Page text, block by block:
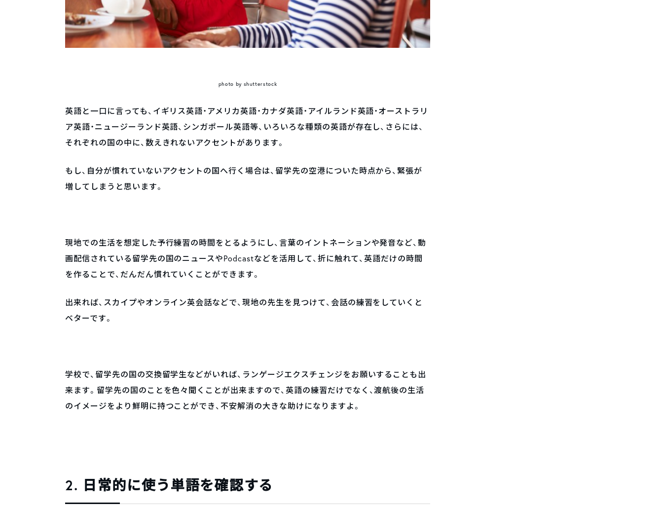
photo by shutterstock
英語と一口に言っても、イギリス英語・アメリカ英語・カナダ英語・アイルランド英語・オーストラリ
ア英語・ニュージーランド英語、シンガポール英語等、いろいろな種類の英語が存在し、さらには、
それぞれの国の中に、数えきれないアクセントがあります。
もし、自分が慣れていないアクセントの国へ行く場合は、留学先の空港についた時点から、緊張が
増してしまうと思います。
現地での生活を想定した予行練習の時間をとるようにし、言葉のイントネーションや発音など、動
画配信されている留学先の国のニュースやPodcastなどを活用して、折に触れて、英語だけの時間
を作ることで、だんだん慣れていくことができます。
出来れば、スカイプやオンライン英会話などで、現地の先生を見つけて、会話の練習をしていくと
ベターです。
学校で、留学先の国の交換留学生などがいれば、ランゲージエクスチェンジをお願いすることも出
来ます。留学先の国のことを色々聞くことが出来ますので、英語の練習だけでなく、渡航後の生活
のイメージをより鮮明に持つことができ、不安解消の大きな助けになりますよ。
2. 日常的に使う単語を確認する